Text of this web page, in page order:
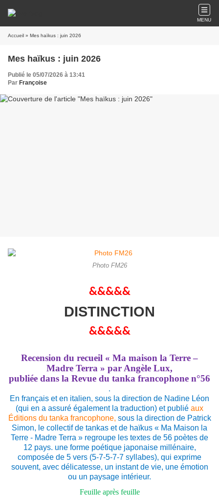
MENU
Accueil » Mes haïkus : juin 2026
Mes haïkus : juin 2026
Publié le 05/07/2026 à 13:41
Par Françoise
Photo FM26
&&&&&
DISTINCTION
&&&&&
Recension du recueil « Ma maison la Terre –
Madre Terra » par Angèle Lux,
publiée dans la Revue du tanka francophone n°56
.
En français et en italien, sous la direction de Nadine Léon
(qui en a assuré également la traduction) et publié aux
Éditions du tanka francophone, sous la direction de Patrick
Simon, le collectif de tankas et de haïkus « Ma Maison la
Terre - Madre Terra » regroupe les textes de 56 poètes de
12 pays. une forme poétique japonaise millénaire,
composée de 5 vers (5-7-5-7-7 syllabes), qui exprime
souvent, avec délicatesse, un instant de vie, une émotion
ou un paysage intérieur.
Feuille après feuille